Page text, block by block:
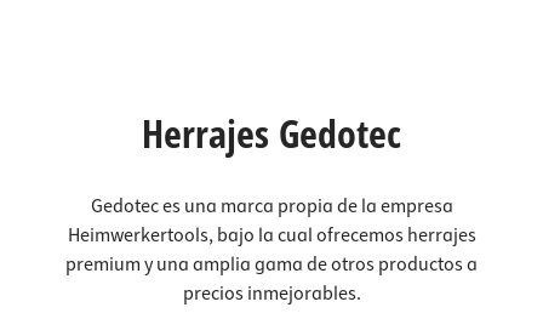
Herrajes Gedotec
Gedotec es una marca propia de la empresa
Heimwerkertools, bajo la cual ofrecemos herrajes
premium y una amplia gama de otros productos a
precios inmejorables.